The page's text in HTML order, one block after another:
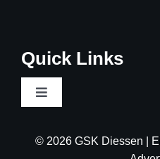
Quick Links
Toggle
© 2026 GSK Diessen |